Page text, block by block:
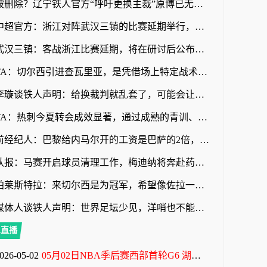
被删除？辽宁铁人官方“呼吁更换主裁”原博已无法查看
中超官方：浙江对阵武汉三镇的比赛延期举行，补赛时间另行通知
武汉三镇：客战浙江比赛延期，将在研讨后公布远征球迷的补偿方案
TA：切尔西引进查瓦里亚，是凭借场上特定战术作用被选中的即战力
李璇谈铁人声明：给换裁判就乱套了，可能会让其他裁判产生共情
TA：热刺今夏转会成效显著，通过成熟的青训、变现完成阵容迭代
前经纪人：巴黎给内马尔开的工资是巴萨的2倍，说到底还是钱
队报：马赛开启球员清理工作，梅迪纳将奔赴药厂，鲁利将加盟曼城
帕莱斯特拉：来切尔西是为冠军，希望像佐拉一样成为蓝军传奇
媒体人谈铁人声明：世界足坛少见，洋哨也不能说判罚就没问题
播
05-02 05月02日NBA季后赛西部首轮G6 湖人 - 火箭 全场录像